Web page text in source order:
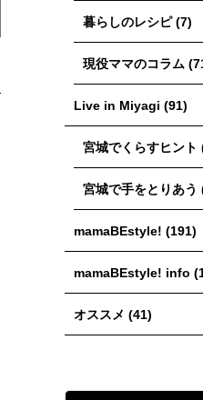
暮らしのレシピ (7)
現役ママのコラム
Live in Miyagi (91)
宮城でくらすヒント
宮城で手をとりあう
mamaBEstyle! (191)
mamaBEstyle! info
オススメ (41)